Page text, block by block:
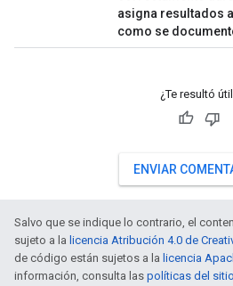
asigna resultados
como se
¿Te resultó
ENVIAR
Salvo que se indique lo contrario, el
sujeto a la licencia Atribución 4.0 de
de código están sujetos a la licencia
información, consulta las políticas del